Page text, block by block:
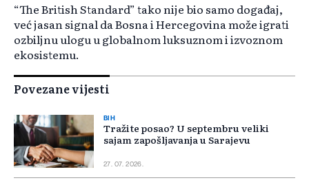
“The British Standard” tako nije bio samo događaj,
već jasan signal da Bosna i Hercegovina može igrati
ozbiljnu ulogu u globalnom luksuznom i izvoznom
ekosistemu.
Povezane vijesti
BIH
Tražite posao? U septembru veliki
sajam zapošljavanja u Sarajevu
27. 07. 2026.